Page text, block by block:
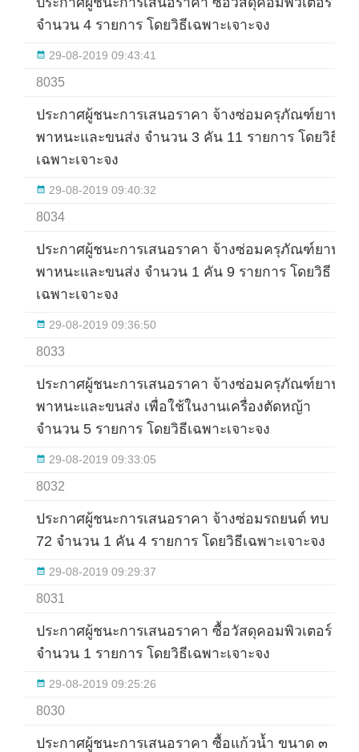
จำนวน 4 รายการ โดยวิธีเฉพาะเจาะจง
29-08-2019 09:43:41
8035
ประกาศผู้ชนะการเสนอราคา จ้างซ่อมครุภัณฑ์ยาน
พาหนะและขนส่ง จำนวน 3 คัน 11 รายการ โดยวิธี
เฉพาะเจาะจง
29-08-2019 09:40:32
8034
ประกาศผู้ชนะการเสนอราคา จ้างซ่อมครุภัณฑ์ยาน
พาหนะและขนส่ง จำนวน 1 คัน 9 รายการ โดยวิธี
เฉพาะเจาะจง
29-08-2019 09:36:50
8033
ประกาศผู้ชนะการเสนอราคา จ้างซ่อมครุภัณฑ์ยาน
พาหนะและขนส่ง เพื่อใช้ในงานเครื่องตัดหญ้า
จำนวน 5 รายการ โดยวิธีเฉพาะเจาะจง
29-08-2019 09:33:05
8032
ประกาศผู้ชนะการเสนอราคา จ้างซ่อมรถยนต์ ทบ
72 จำนวน 1 คัน 4 รายการ โดยวิธีเฉพาะเจาะจง
29-08-2019 09:29:37
8031
ประกาศผู้ชนะการเสนอราคา ซื้อวัสดุคอมพิวเตอร์
จำนวน 1 รายการ โดยวิธีเฉพาะเจาะจง
29-08-2019 09:25:26
8030
ประกาศผู้ชนะการเสนอราคา ซื้อแก้วน้ำ ขนาด ๓